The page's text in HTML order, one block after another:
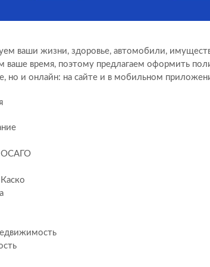
ваши жизни, здоровье, автомобили,
ваше время, поэтому предлагаем оформить
но и онлайн: на сайте и в мобильном
ОСАГО